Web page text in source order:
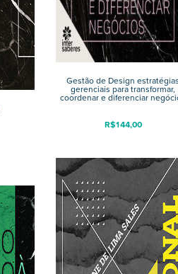
Gestão de Design
gerenciais para transformar,
coordenar e diferenciar
R$144,00